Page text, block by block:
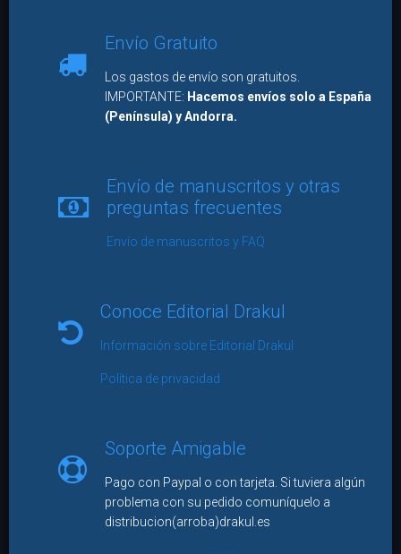
Envío Gratuito
Los gastos de envío son gratuitos.
IMPORTANTE: Hacemos envíos solo a España
(Península) y Andorra.
Envío de manuscritos y otras
preguntas frecuentes
Envío de manuscritos y FAQ
Conoce Editorial Drakul
Información sobre Editorial Drakul
Política de privacidad
Soporte Amigable
Pago con Paypal o con tarjeta. Si tuviera algún
problema con su pedido comuníquelo a
distribucion(arroba)drakul.es